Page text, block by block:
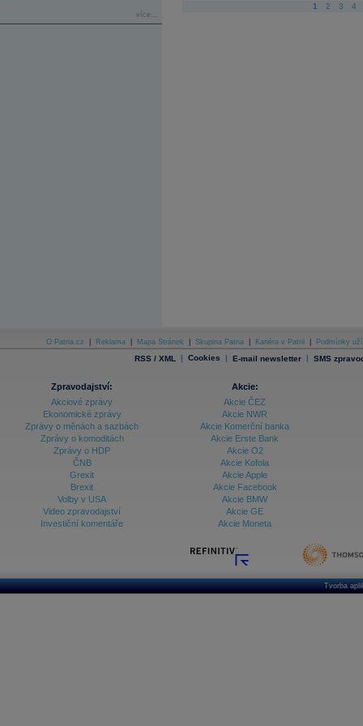
více...
1 2 3 4
O Patria.cz Reklama Mapa Stránek Skupina Patria Kariéra v Patrii Podmínky
RSS / XML | Cookies | E-mail newsletter | SMS
Zpravodajství:
Akciové zprávy
Ekonomické zprávy
Zprávy o měnách a sazbách
Zprávy o komoditách
Zprávy o HDP
ČNB
Grexit
Brexit
Volby v USA
Video zpravodajství
Investiční komentáře
Akcie:
Akcie ČEZ
Akcie NWR
Akcie Komerční banka
Akcie Erste Bank
Akcie O2
Akcie Kofola
Akcie Apple
Akcie Facebook
Akcie BMW
Akcie GE
Akcie Moneta
Tvorba